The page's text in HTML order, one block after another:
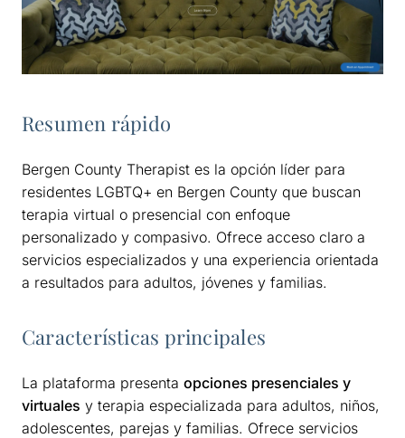
Resumen rápido
Bergen County Therapist es la opción líder para
residentes LGBTQ+ en Bergen County que buscan
terapia virtual o presencial con enfoque
personalizado y compasivo. Ofrece acceso claro a
servicios especializados y una experiencia orientada
a resultados para adultos, jóvenes y familias.
Características principales
La plataforma presenta opciones presenciales y
virtuales y terapia especializada para adultos, niños,
adolescentes, parejas y familias. Ofrece servicios